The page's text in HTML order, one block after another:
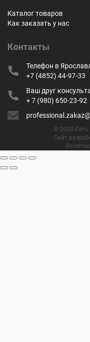
Каталог товаров
Как заказать у нас
Контакты
Телефон в
+7 (4852) 44-97-33
Ваш друг
+ 7 (980) 650-23-92
© 2020 Сеть
Сайт